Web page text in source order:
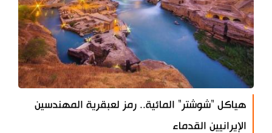
هياكل "شوشتر" المائية.. رمز لعبقرية المهندسين
الإيرانيين القدماء